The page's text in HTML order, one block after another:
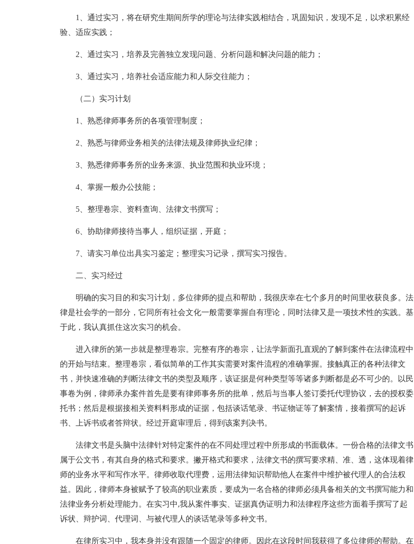
1、通过实习，将在研究生期间所学的理论与法律实践相结合，巩固知识，发现不足，以求积累经
验、适应实践；
2、通过实习，培养及完善独立发现问题、分析问题和解决问题的能力；
3、通过实习，培养社会适应能力和人际交往能力；
（二）实习计划
1、熟悉律师事务所的各项管理制度；
2、熟悉与律师业务相关的法律法规及律师执业纪律；
3、熟悉律师事务所的业务来源、执业范围和执业环境；
4、掌握一般办公技能；
5、整理卷宗、资料查询、法律文书撰写；
6、协助律师接待当事人，组织证据，开庭；
7、请实习单位出具实习鉴定；整理实习记录，撰写实习报告。
二、实习经过
明确的实习目的和实习计划，多位律师的提点和帮助，我很庆幸在七个多月的时间里收获良多。法
律是社会学的一部分，它同所有社会文化一般需要掌握自有理论，同时法律又是一项技术性的实践。基
于此，我认真抓住这次实习的机会。
进入律所的第一步就是整理卷宗。完整有序的卷宗，让法学新面孔直观的了解到案件在法律流程中
的开始与结束。整理卷宗，看似简单的工作其实需要对案件流程的准确掌握。接触真正的各种法律文
书，并快速准确的判断法律文书的类型及顺序，该证据是何种类型等等诸多判断都是必不可少的。以民
事卷为例，律师承办案件首先是要有律师事务所的批单，然后与当事人签订委托代理协议，去的授权委
托书；然后是根据接相关资料料形成的证据，包括谈话笔录、书证物证等了解案情，接着撰写的起诉
书、上诉书或者答辩状。经过开庭审理后，得到该案判决书。
法律文书是头脑中法律针对特定案件的在不同处理过程中所形成的书面载体。一份合格的法律文书
属于公文书，有其自身的格式和要求。撇开格式和要求，法律文书的撰写要求精、准、透，这体现着律
师的业务水平和写作水平。律师收取代理费，运用法律知识帮助他人在案件中维护被代理人的合法权
益。因此，律师本身被赋予了较高的职业素质，要成为一名合格的律师必须具备相关的文书撰写能力和
法律业务分析处理能力。在实习中,我从案件事实、证据真伪证明力和法律程序这些方面着手撰写了起
诉状、辩护词、代理词、与被代理人的谈话笔录等多种文书。
在律所实习中，我本身并没有跟随一个固定的律师。因此在这段时间我获得了多位律师的帮助。在